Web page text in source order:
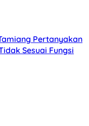
Pertanyakan
Sesuai Fungsi